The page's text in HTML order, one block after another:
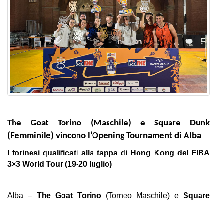
The Goat Torino (Maschile) e Square Dunk
(Femminile) vincono l’Opening Tournament di Alba
I torinesi qualificati alla tappa di Hong Kong del FIBA
3×3 World Tour (19-20 luglio)
Alba – The Goat Torino(Torneo Maschile) e Square